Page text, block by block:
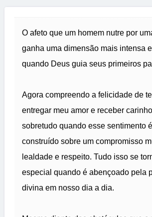
O afeto que um homem nutre por
ganha uma dimensão mais intensa
quando Deus guia seus primeiros
Agora compreendo a felicidade de
entregar meu amor e receber
sobretudo quando esse sentimento
construído sobre um compromisso
lealdade e respeito. Tudo isso se
especial quando é abençoado pela
divina em nosso dia a dia.